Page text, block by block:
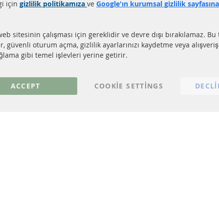
LİNKLER
PARTİKÜL FİLTRESİ TEMİZLİĞİ
(KAT)
MÜŞTERİ
Ödeme şekilleri
için gizlilik politikamıza ve Google'ın kurumsal gizlilik sayfasına
sitesinin çalışması için gereklidir ve devre dışı bırakılamaz.
güvenli oturum açma, gizlilik ayarlarınızı kaydetme veya
gibi temel işlevleri yerine getirir.
ACCEPT COOKIE SETTINGS